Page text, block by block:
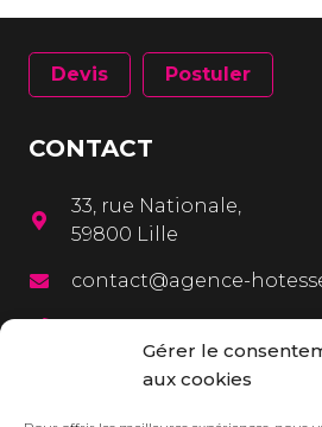
Gérer le
aux cookies
Devis Postuler
CONTACT
33, rue Nationale,
59800 Lille
contact@agence-
03 20 12 72 65
06 67 92 99 72